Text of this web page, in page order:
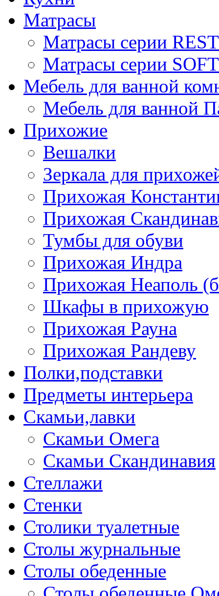
Матрасы
Матрасы серии REST
Матрасы серии SOFT
Мебель для ванной
Мебель для ванной
Прихожие
Вешалки
Зеркала для
Прихожая
Прихожая
Тумбы для обуви
Прихожая Индра
Прихожая Неаполь
Шкафы в прихожую
Прихожая Рауна
Прихожая Рандеву
Полки,подставки
Предметы интерьера
Скамьи,лавки
Скамьи Омега
Скамьи Скандинавия
Стеллажи
Стенки
Столики туалетные
Столы журнальные
Столы обеденные